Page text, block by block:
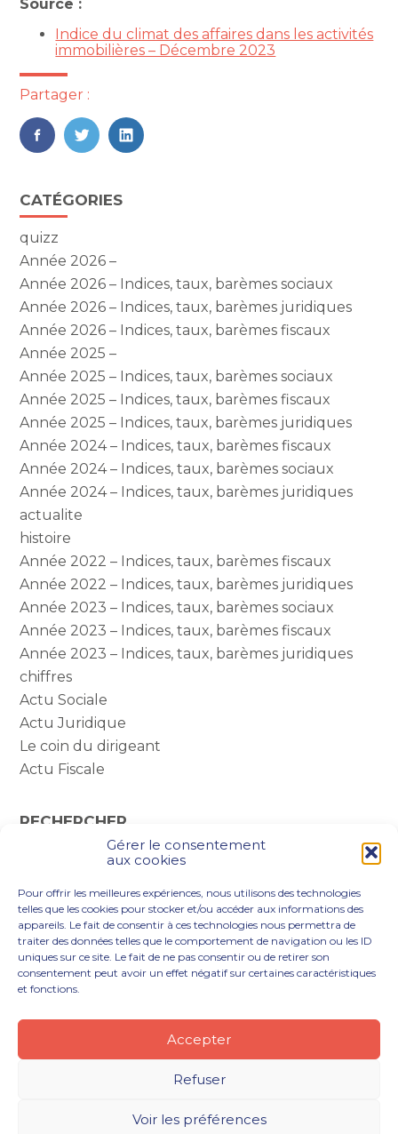
Gérer le consentement
aux cookies
Pour offrir les meilleures expériences, nous utilisons des technologies
telles que les cookies pour stocker et/ou accéder aux informations des
appareils. Le fait de consentir à ces technologies nous permettra de
traiter des données telles que le comportement de navigation ou les ID
uniques sur ce site. Le fait de ne pas consentir ou de retirer son
consentement peut avoir un effet négatif sur certaines caractéristiques
et fonctions.
Accepter
Refuser
Voir les préférences
Source :
Indice du climat des affaires dans les activités
immobilières – Décembre 2023
Partager :
FaceBook
TwitterLinkedIn
Blog
sidebar
CATÉGORIES
quizz
Année 2026 –
Année 2026 – Indices, taux, barèmes sociaux
Année 2026 – Indices, taux, barèmes juridiques
Année 2026 – Indices, taux, barèmes fiscaux
Année 2025 –
Année 2025 – Indices, taux, barèmes sociaux
Année 2025 – Indices, taux, barèmes fiscaux
Année 2025 – Indices, taux, barèmes juridiques
Année 2024 – Indices, taux, barèmes fiscaux
Année 2024 – Indices, taux, barèmes sociaux
Année 2024 – Indices, taux, barèmes juridiques
actualite
histoire
Année 2022 – Indices, taux, barèmes fiscaux
Année 2022 – Indices, taux, barèmes juridiques
Année 2023 – Indices, taux, barèmes sociaux
Année 2023 – Indices, taux, barèmes fiscaux
Année 2023 – Indices, taux, barèmes juridiques
chiffres
Actu Sociale
Actu Juridique
Le coin du dirigeant
Actu Fiscale
RECHERCHER
Rechercher :
Principale
NOS OUTILS DIGITAUX
NOTRE CABINET
NOUS REJOINDRE
ACTUALITÉS CONTACT
MENTIONS LÉGALES